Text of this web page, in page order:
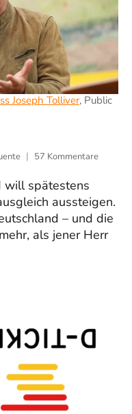
Joseph Tolliver, Public
57 Kommentare
will spätestens
aussteigen.
– und die
als jener Herr